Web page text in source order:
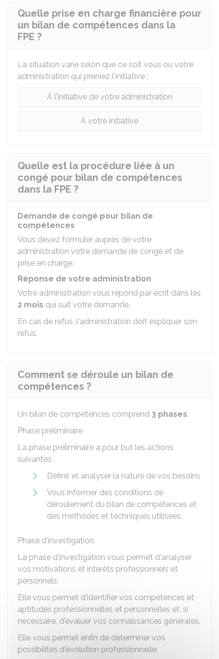
Quelle prise en charge financière pour
un bilan de compétences dans la
FPE ?
La situation varie selon que ce soit vous ou votre
administration qui preniez l'initiative :
À l'initiative de votre administration
À votre initiative
Quelle est la procédure liée à un
congé pour bilan de compétences
dans la FPE ?
Demande de congé pour bilan de
compétences
Vous devez formuler auprès de votre
administration votre demande de congé et de
prise en charge.
Réponse de votre administration
Votre administration vous répond par écrit dans les
2 mois qui suit votre demande.
En cas de refus, l'administration doit expliquer son
refus.
Comment se déroule un bilan de
compétences ?
Un bilan de compétences comprend 3 phases.
Phase préliminaire
La phase préliminaire a pour but les actions
suivantes :
Définir et analyser la nature de vos besoins
Vous informer des conditions de
déroulement du bilan de compétences et
des méthodes et techniques utilisées.
Phase d'investigation
La phase d'investigation vous permet d'analyser
vos motivations et intérêts professionnels et
personnels.
Elle vous permet d'identifier vos compétences et
aptitudes professionnelles et personnelles et, si
nécessaire, d'évaluer vos connaissances générales.
Elle vous permet enfin de déterminer vos
possibilités d'évolution professionnelle.